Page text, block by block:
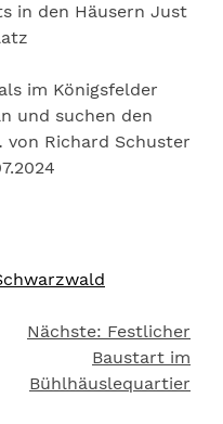
in den Häusern Just
im Königsfelder
und suchen den
von Richard Schuster
Nächste: Festlicher
Baustart im
Bühlhäuslequartier